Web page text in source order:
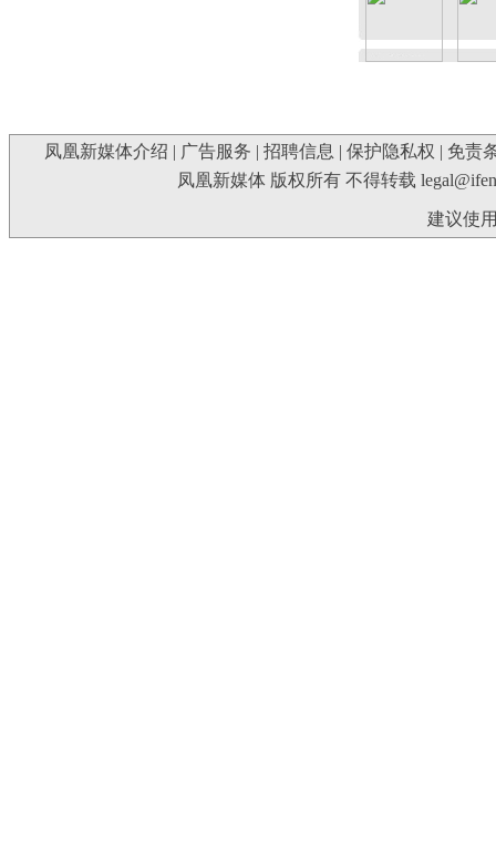
凤凰新媒体介绍 | 广告服务 | 招聘信息 | 保护隐私权 | 免责
凤凰新媒体 版权所有 不得转载
建议使